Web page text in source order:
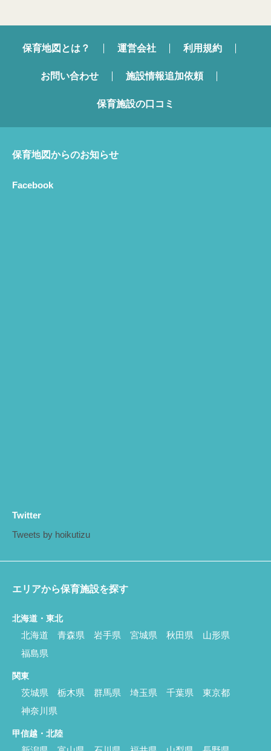
保育地図とは？ 運営会社 利用規約
お問い合わせ 施設情報追加依頼
保育施設の口コミ
保育地図からのお知らせ
Facebook
Twitter
Tweets by hoikutizu
エリアから保育施設を探す
北海道・東北
北海道 青森県 岩手県 宮城県 秋田県
山形県
福島県
関東
茨城県 栃木県 群馬県 埼玉県 千葉県
東京都
神奈川県
甲信越・北陸